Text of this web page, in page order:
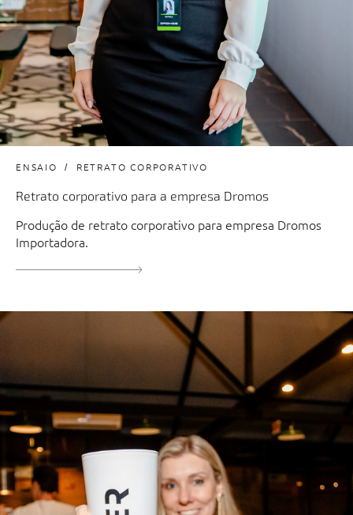
ENSAIO RETRATO CORPORATIVO
Retrato corporativo para a empresa Dromos
Produção de retrato corporativo para empresa Dromos
Importadora.